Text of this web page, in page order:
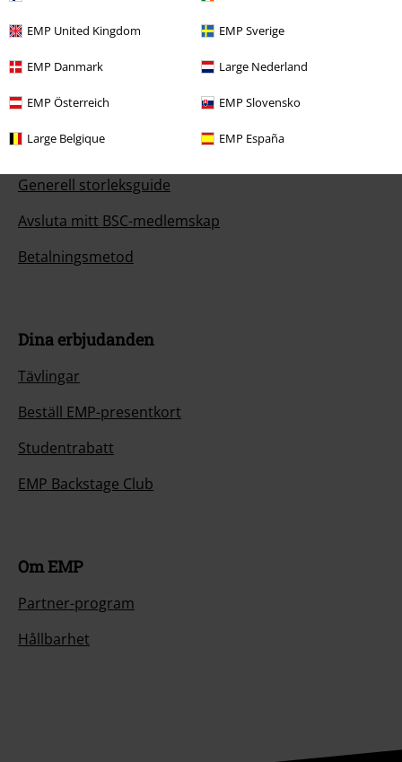
EMP United Kingdom EMP Sverige
EMP Danmark Large Nederland
EMP Österreich EMP Slovensko
Large Belgique EMP España
Kundservice
Hjälp
Returpolicy
Returnera en vara
Generell storleksguide
Avsluta mitt BSC-medlemskap
Betalningsmetod
Dina erbjudanden
Tävlingar
Beställ EMP-presentkort
Studentrabatt
EMP Backstage Club
Om EMP
Partner-program
Hållbarhet